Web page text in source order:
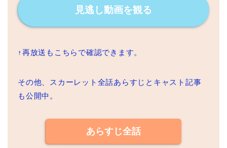
見逃し動画を観る
↑再放送もこちらで確認できます。
その他、スカーレット全話あらすじとキャスト記事
も公開中。
あらすじ全話